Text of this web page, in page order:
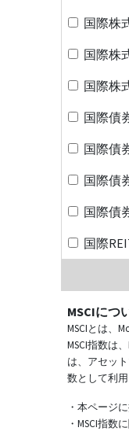
国際株
国際株
国際株
国際債
国際債
国際債
国際債
国際
MSCIにつ
MSCIとは、
MSCI指数は
は、アセッ
数として利用
・本ページ
・MSCI指数